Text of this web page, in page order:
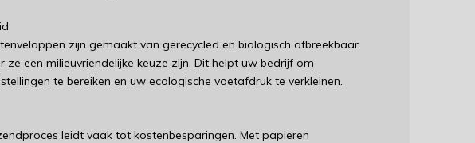
zijn gemaakt van gerecycled en biologisch afbreekbaar
een milieuvriendelijke keuze zijn. Dit helpt uw bedrijf om
te bereiken en uw ecologische voetafdruk te verkleinen.
leidt vaak tot kostenbesparingen. Met papieren